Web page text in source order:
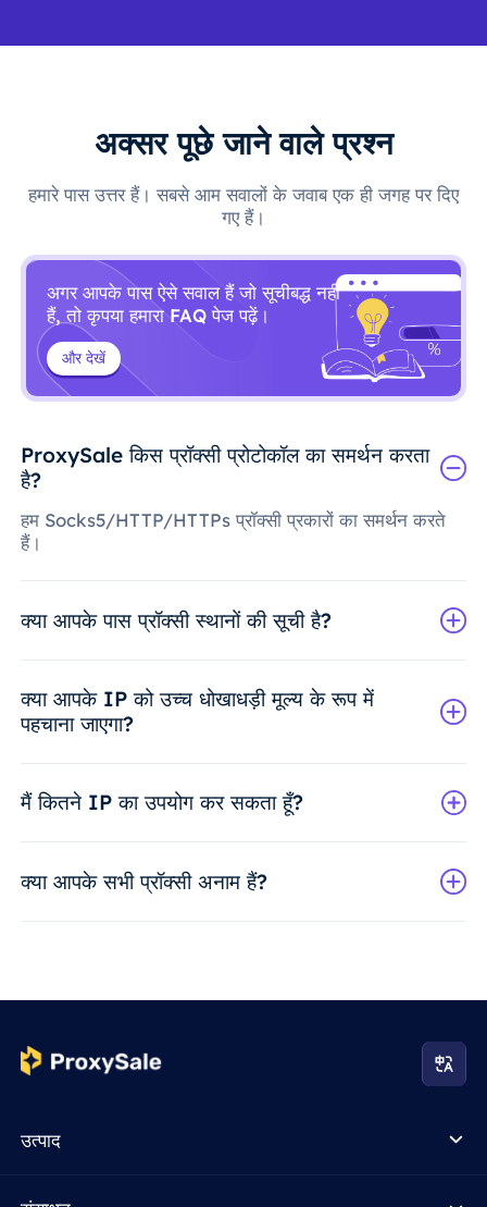
अक्सर पूछे जाने वाले प्रश्न
हमारे पास उत्तर हैं। सबसे आम सवालों के जवाब एक ही जगह पर दिए
गए हैं।
अगर आपके पास ऐसे सवाल हैं जो सूचीबद्ध नहीं
हैं, तो कृपया हमारा FAQ पेज पढ़ें।
और देखें
ProxySale किस प्रॉक्सी प्रोटोकॉल का समर्थन करता
है?
हम Socks5/HTTP/HTTPs प्रॉक्सी प्रकारों का समर्थन करते
हैं।
क्या आपके पास प्रॉक्सी स्थानों की सूची है?
क्या आपके IP को उच्च धोखाधड़ी मूल्य के रूप में
पहचाना जाएगा?
मैं कितने IP का उपयोग कर सकता हूँ?
क्या आपके सभी प्रॉक्सी अनाम हैं?
उत्पाद